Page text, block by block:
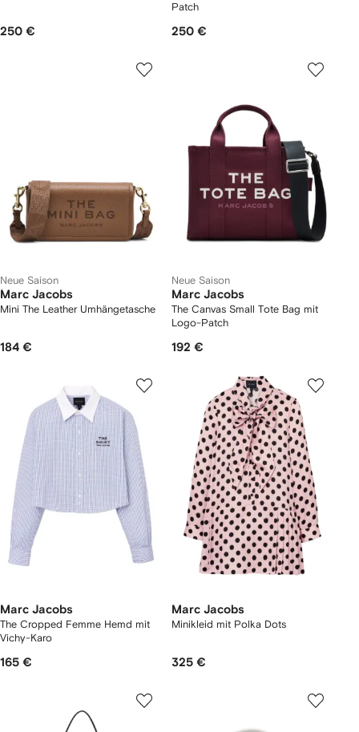
250 €
Patch
250 €
Neue Saison
Marc Jacobs
Mini The Leather Umhängetasche
184 €
Neue Saison
Marc Jacobs
The Canvas Small Tote Bag mit
Logo-Patch
192 €
Marc Jacobs
The Cropped Femme Hemd mit
Vichy-Karo
165 €
Marc Jacobs
Minikleid mit Polka Dots
325 €